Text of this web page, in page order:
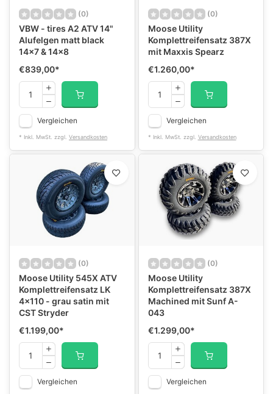
(0)
VBW - tires A2 ATV 14"
Alufelgen matt black
14x7 & 14x8
€839,00*
Vergleichen
* Inkl. MwSt. zzgl. Versandkosten
(0)
Moose Utility
Komplettreifensatz 387X
mit Maxxis Spearz
€1.260,00*
Vergleichen
* Inkl. MwSt. zzgl. Versandkosten
(0)
Moose Utility 545X ATV
Komplettreifensatz LK
4x110 - grau satin mit
CST Stryder
€1.199,00*
Vergleichen
(0)
Moose Utility
Komplettreifensatz 387X
Machined mit Sunf A-
043
€1.299,00*
Vergleichen